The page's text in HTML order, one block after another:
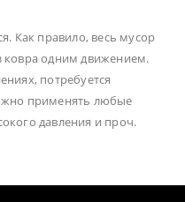
Как правило, весь мусор
одним движением.
потребуется
применять любые
давления и проч.